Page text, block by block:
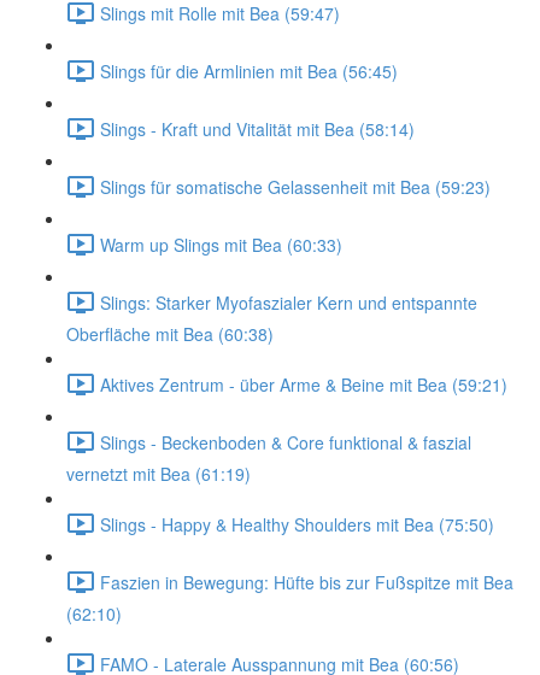
Slings mit Rolle mit Bea (59:47)
Slings für die Armlinien mit Bea (56:45)
Slings - Kraft und Vitalität mit Bea (58:14)
Slings für somatische Gelassenheit mit Bea (59:23)
Warm up Slings mit Bea (60:33)
Slings: Starker Myofaszialer Kern und entspannte
Oberfläche mit Bea (60:38)
Aktives Zentrum - über Arme & Beine mit Bea (59:21)
Slings - Beckenboden & Core funktional & faszial
vernetzt mit Bea (61:19)
Slings - Happy & Healthy Shoulders mit Bea (75:50)
Faszien in Bewegung: Hüfte bis zur Fußspitze mit Bea
(62:10)
FAMO - Laterale Ausspannung mit Bea (60:56)